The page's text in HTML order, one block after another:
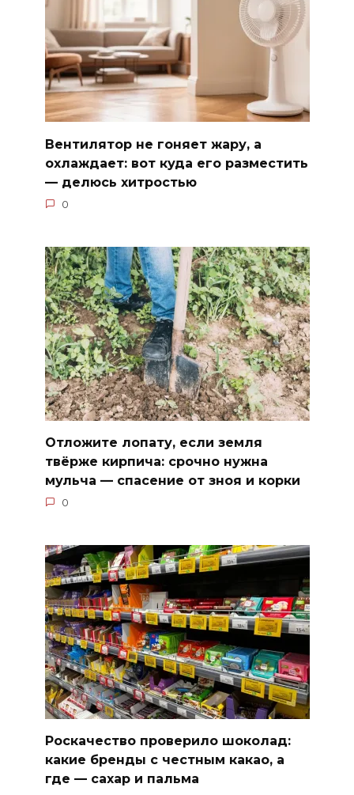
Вентилятор не гоняет жару, а
охлаждает: вот куда его разместить
— делюсь хитростью
0
Отложите лопату, если земля
твёрже кирпича: срочно нужна
мульча — спасение от зноя и корки
0
Роскачество проверило шоколад:
какие бренды с честным какао, а
где — сахар и пальма